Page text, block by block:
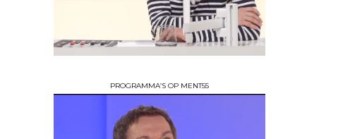
PROGRAMMA’S OP MENT55